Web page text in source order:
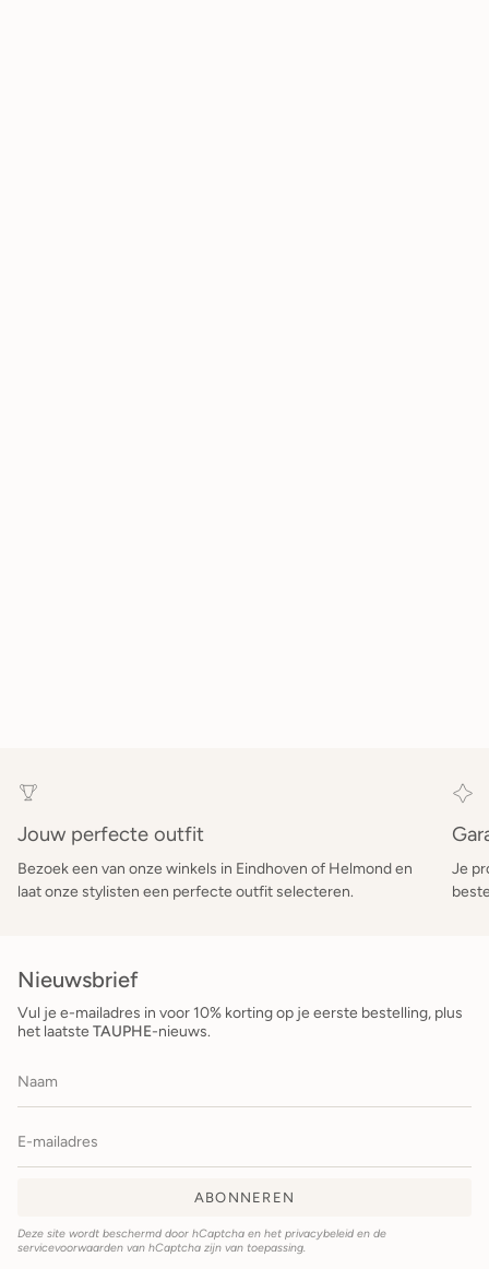
Jouw perfecte outfit
Bezoek een van onze winkels in Eindhoven of Helmond en
laat onze stylisten een perfecte outfit selecteren.
Je
Nieuwsbrief
Vul je e-mailadres in voor 10% korting op je eerste bestelling, plus
het laatste TAUPHE-nieuws.
ABONNEREN
Deze site wordt beschermd door hCaptcha en het privacybeleid en de
servicevoorwaarden van hCaptcha zijn van toepassing.